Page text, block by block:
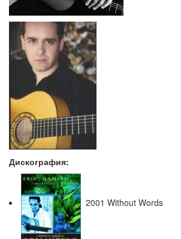
Дискография:
2001 Without Words